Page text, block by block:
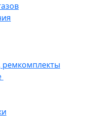
ремкомплекты